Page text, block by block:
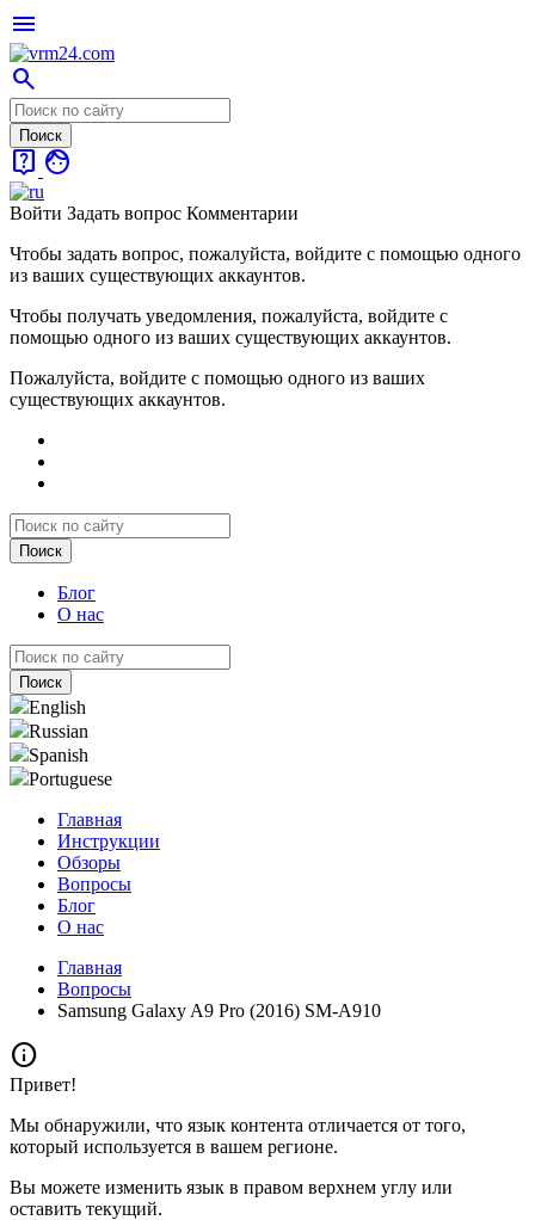
menu
search
live_help face
Войти Задать вопрос Комментарии
Чтобы задать вопрос, пожалуйста, войдите с помощью одного
из ваших существующих аккаунтов.
Чтобы получать уведомления, пожалуйста, войдите с
помощью одного из ваших существующих аккаунтов.
Пожалуйста, войдите с помощью одного из ваших
существующих аккаунтов.
Блог
О нас
English
Russian
Spanish
Portuguese
Главная
Инструкции
Обзоры
Вопросы
Блог
О нас
Главная
Вопросы
Samsung Galaxy A9 Pro (2016) SM-A910
info
Привет!
Мы обнаружили, что язык контента отличается от того,
который используется в вашем регионе.
Вы можете изменить язык в правом верхнем углу или
оставить текущий.